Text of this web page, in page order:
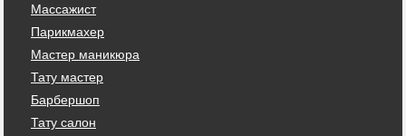
Массажист
Парикмахер
Мастер маникюра
Тату мастер
Барбершоп
Тату салон